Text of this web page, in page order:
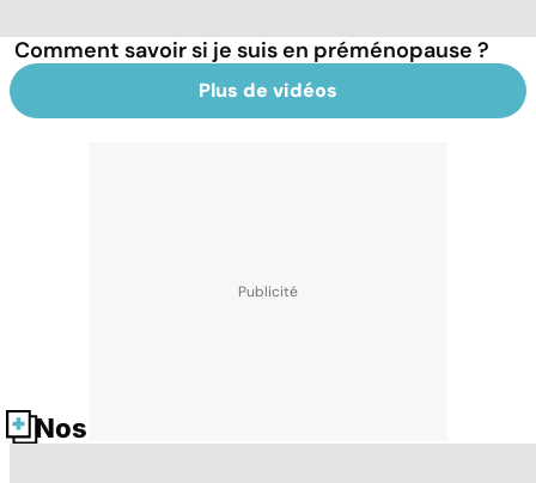
Comment savoir si je suis en préménopause ?
Plus de vidéos
Nos fiches santé